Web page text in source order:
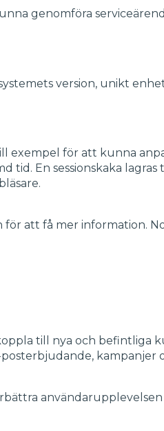
genomföra
version, unikt
exempel för att kunna
tid. En sessionskaka
att få mer information.
till nya och befintliga
kampanjer